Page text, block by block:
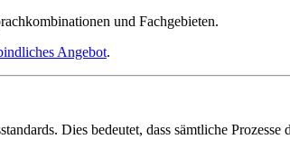
und Fachgebieten.
Angebot.
Dies bedeutet, dass sämtliche